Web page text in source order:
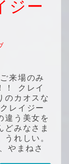
ジー
来場のみ
！ クレイ
のカオスな
レイジー
違う美女を
どみなさま
れしい。
やまねさ